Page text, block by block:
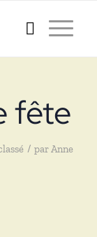
fête
/ parAnne